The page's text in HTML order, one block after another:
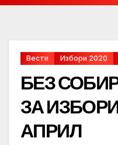
Вести Избори 2020
БЕЗ
ЗА
АПРИЛ